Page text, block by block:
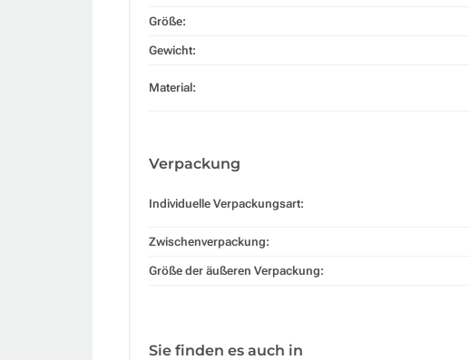
Größe:
Gewicht:
Material:
Verpackung
Individuelle Verpackungsart:
Zwischenverpackung:
Größe der äußeren Verpackung:
Sie finden es auch in